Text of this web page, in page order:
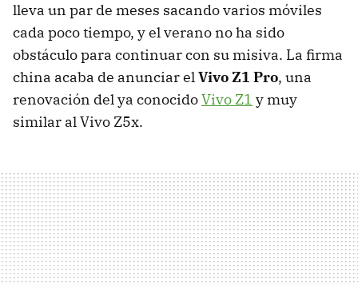
lleva un par de meses sacando varios móviles
cada poco tiempo, y el verano no ha sido
obstáculo para continuar con su misiva. La firma
china acaba de anunciar elVivo Z1 Pro, una
renovación del ya conocidoVivo Z1 y muy
similar al Vivo Z5x.